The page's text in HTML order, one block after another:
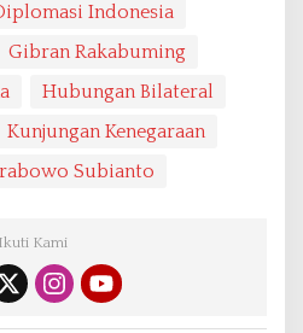
Indonesia
Gibran Rakabuming
Hubungan Bilateral
Kunjungan Kenegaraan
Subianto
Ikuti Kami